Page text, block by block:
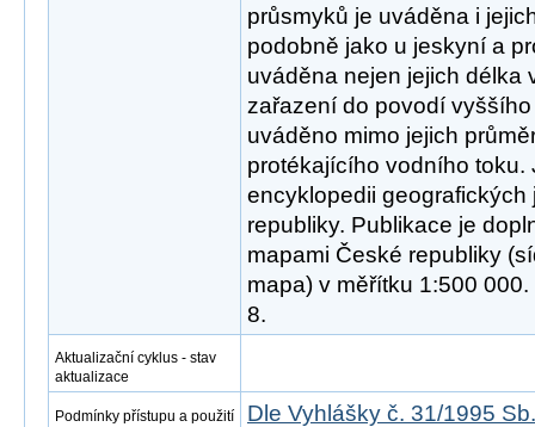
průsmyků je uváděna i
podobně jako u jeskyní a
uváděna nejen jejich délka
zařazení do povodí
uváděno mimo jejich
protékajícího vodního toku.
encyklopedii
republiky. Publikace je
mapami České republiky
mapa) v měřítku 1:500
8.
Aktualizační cyklus - stav
aktualizace
Podmínky přístupu a použití Dle Vyhlášky č. 31/1995 Sb.